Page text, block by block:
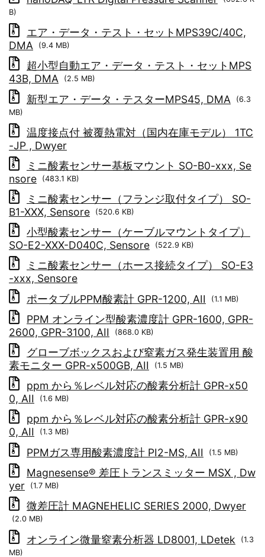
B)
エア・データ・テスト・セットMPS39C/40C,
DMA
(9.4 MB)
超小型自動エア・データ・テスト・セットMPS
43B, DMA
(2.5 MB)
新型エア・データ・テスターMPS45, DMA
(6.3
MB)
温度接点付 被覆熱電対（国内在庫モデル） 1TC
-JP , Dwyer
ミニ酸素センサー基板マウント SO-B0-xxx, Se
nsore
(483.1 KB)
ミニ酸素センサー（フランジ取付タイプ） SO-
B1-XXX, Sensore
(520.6 KB)
小型酸素センサー（ケーブルマウントタイプ）
SO-E2-XXX-D040C, Sensore
(522.9 KB)
ミニ酸素センサー（ホース接続タイプ） SO-E3
-xxx, Sensore
ポータブルPPM酸素計 GPR-1200, AII
(1.1 MB)
PPM オンライン型酸素濃度計 GPR-1600, GPR-
2600, GPR-3100, AII
(868.0 KB)
グローブボックスおよび窒素ガス発生装置用 酸
素モニター GPR-x500GB, AII
(1.5 MB)
ppm から％レベル対応の酸素分析計 GPR-x50
0, AII
(1.6 MB)
ppm から％レベル対応の酸素分析計 GPR-x90
0, AII
(1.3 MB)
PPMガス専用酸素濃度計 PI2-MS, AII (1.5 MB)
Magnesense® 差圧トランスミッター MSX , Dw
yer
(1.7 MB)
微差圧計 MAGNEHELIC SERIES 2000, Dwyer
(2.0 MB)
オンライン微量窒素分析器 LD8001, LDetek
(1.3
MB)